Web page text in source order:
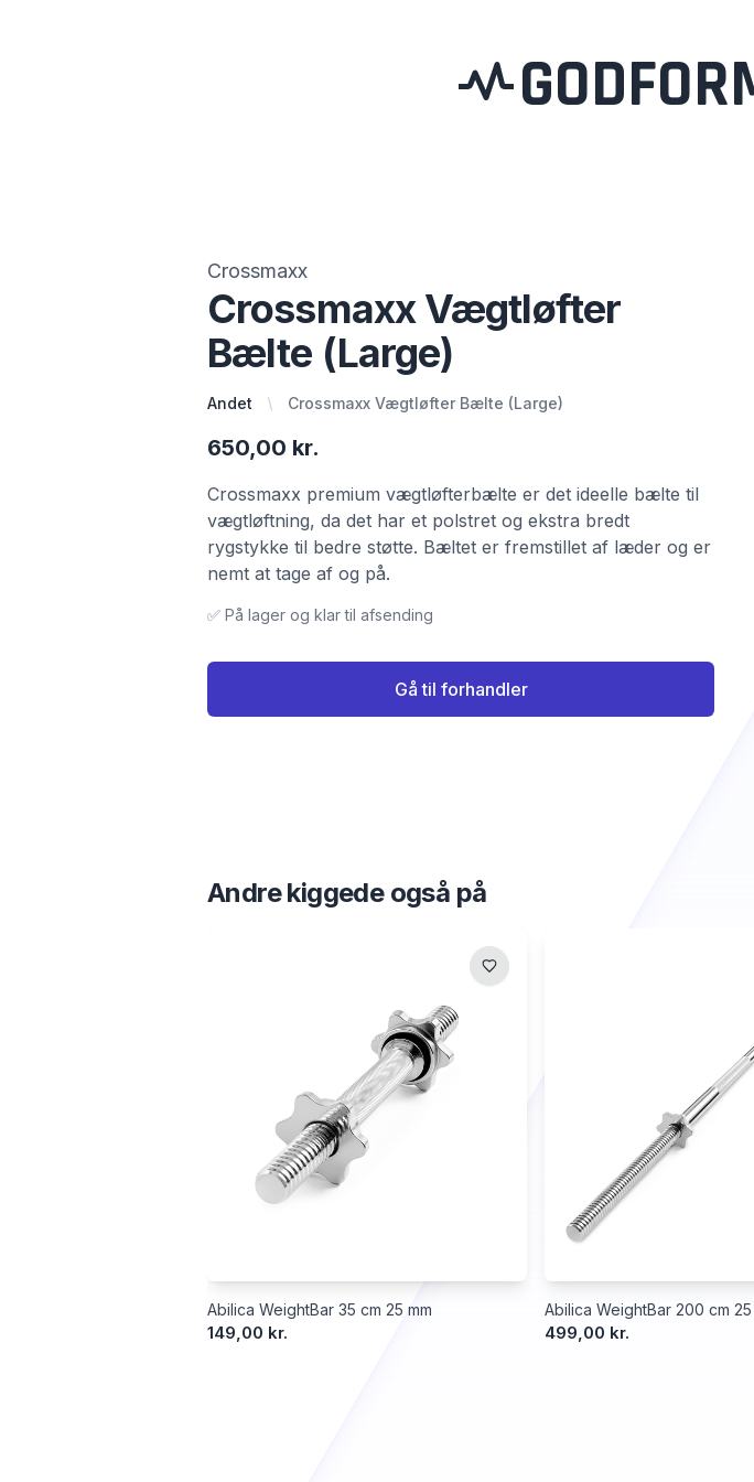
Crossmaxx
Crossmaxx Vægtløfter
Bælte (Large)
Andet Crossmaxx Vægtløfter Bælte (Large)
650,00 kr.
Crossmaxx premium vægtløfterbælte er det ideelle bælte til
vægtløftning, da det har et polstret og ekstra bredt
rygstykke til bedre støtte. Bæltet er fremstillet af læder og er
nemt at tage af og på.
✅ På lager og klar til afsending
Gå til forhandler
Andre kiggede også på
Abilica WeightBar 35 cm 25 mm
149,00 kr.
Abilica WeightBar 200 cm 25
499,00 kr.